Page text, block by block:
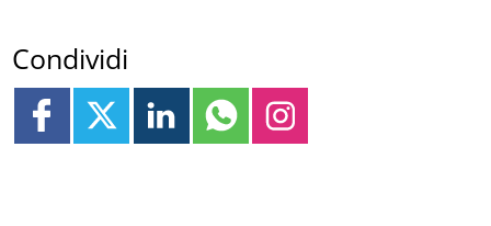
Condividi